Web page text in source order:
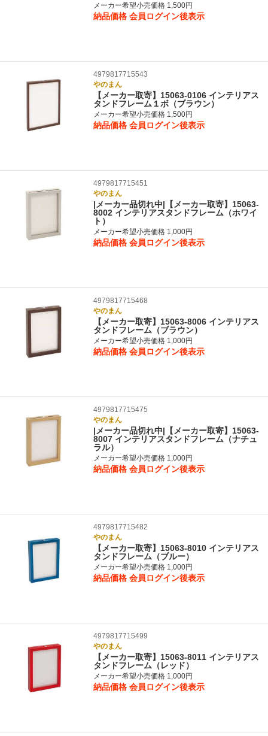
メーカー希望小売価格 1,500円
納品価格 会員ログイン後表示
4979817715543
やのまん
【メーカー取寄】15063-0106 インテリアス
タンドフレーム１ボ（ブラウン）
メーカー希望小売価格 1,500円
納品価格 会員ログイン後表示
4979817715451
やのまん
|メーカー品切れ中|【メーカー取寄】15063-
8002 インテリアスタンドフレーム（ホワイ
ト）
メーカー希望小売価格 1,000円
納品価格 会員ログイン後表示
4979817715468
やのまん
【メーカー取寄】15063-8006 インテリアス
タンドフレーム（ブラウン）
メーカー希望小売価格 1,000円
納品価格 会員ログイン後表示
4979817715475
やのまん
|メーカー品切れ中|【メーカー取寄】15063-
8007 インテリアスタンドフレーム（ナチュ
ラル）
メーカー希望小売価格 1,000円
納品価格 会員ログイン後表示
4979817715482
やのまん
【メーカー取寄】15063-8010 インテリアス
タンドフレーム（ブルー）
メーカー希望小売価格 1,000円
納品価格 会員ログイン後表示
4979817715499
やのまん
【メーカー取寄】15063-8011 インテリアス
タンドフレーム（レッド）
メーカー希望小売価格 1,000円
納品価格 会員ログイン後表示